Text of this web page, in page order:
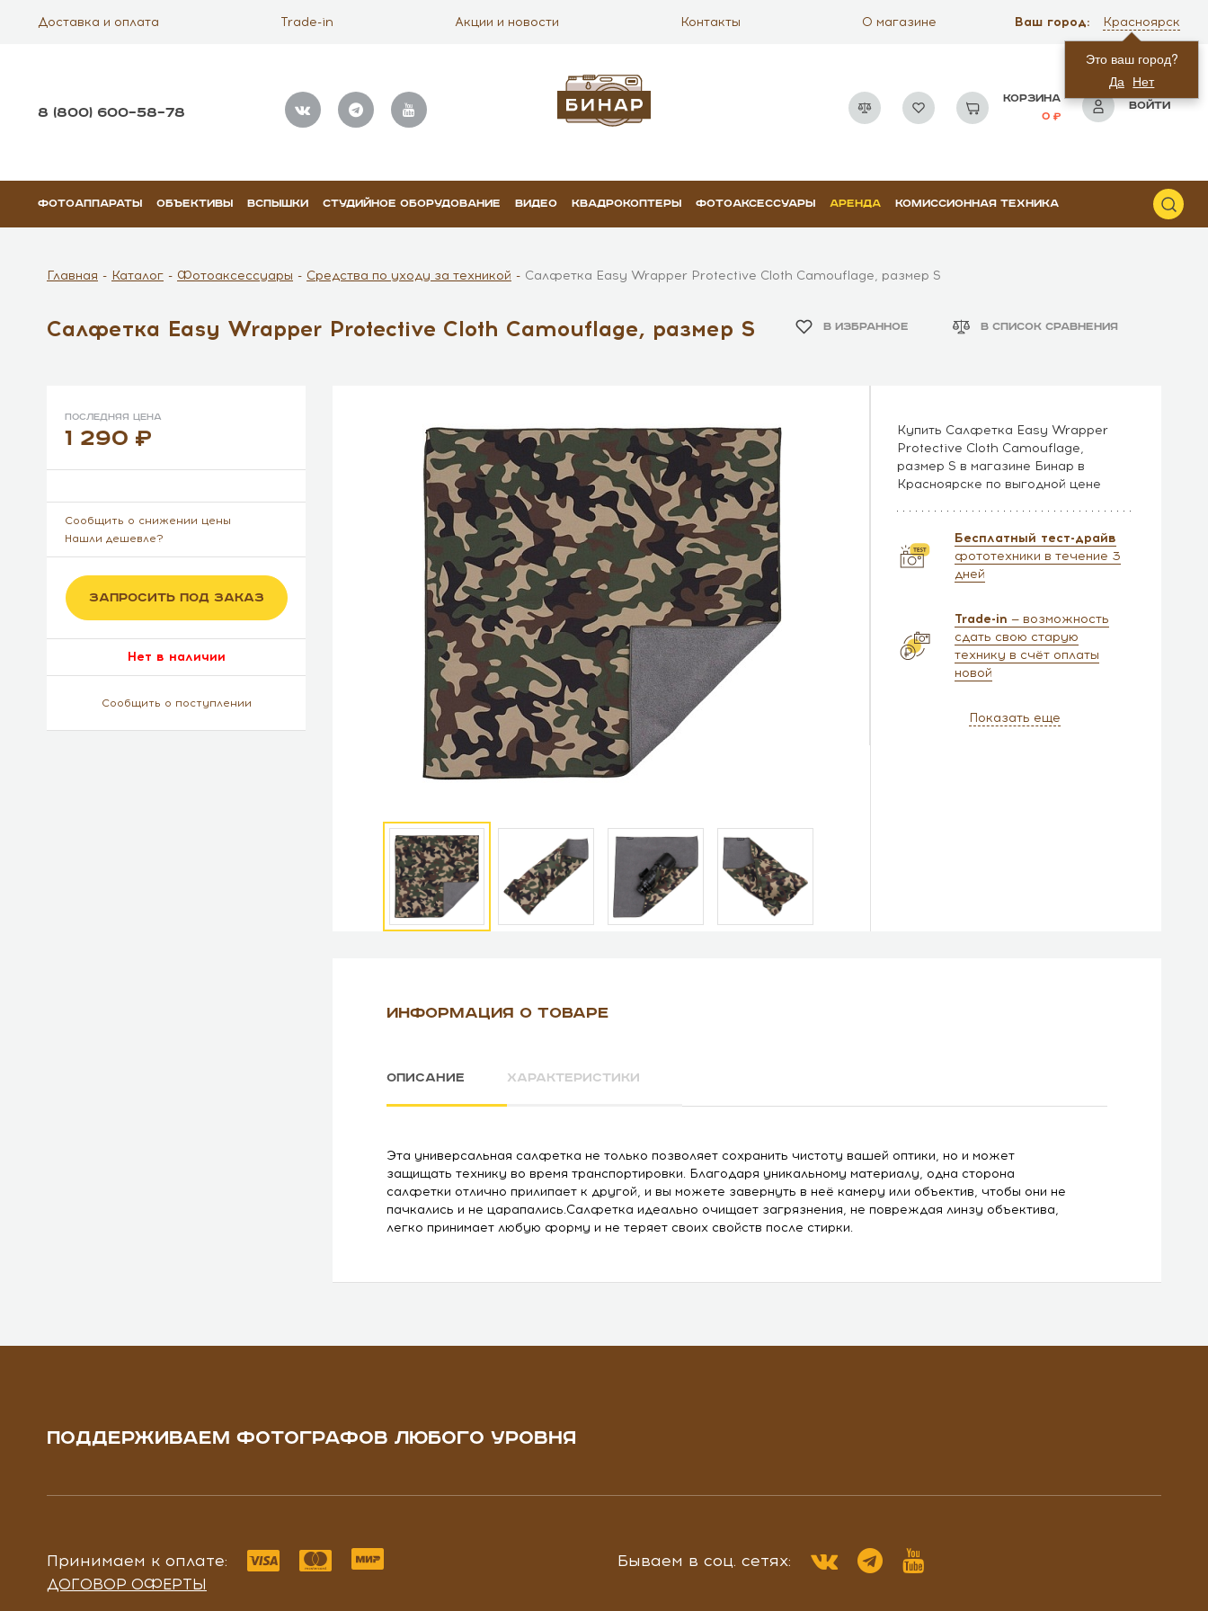
Доставка и оплата Trade-in Акции и новости Контакты О магазине Ваш город:
Это ваш город?
Да Нет
Красноярск
8 (800) 600–58–78
КОРЗИНА
0
ВОЙТИ
ФОТОАППАРАТЫ ОБЪЕКТИВЫ ВСПЫШКИ СТУДИЙНОЕ ОБОРУДОВАНИЕ ВИДЕО КВАДРОКОПТЕРЫ ФОТОАКСЕССУАРЫ АРЕНДА КОМИССИОННАЯ ТЕХНИКА
Главная Каталог Фотоаксессуары Средства по уходу за техникой Салфетка Easy Wrapper Protective Cloth Camouflage, размер S
Салфетка Easy Wrapper Protective Cloth Camouflage, размер S В ИЗБРАННОЕ В СПИСОК СРАВНЕНИЯ
Последняя цена
1 290
Сообщить о снижении цены
Нашли дешевле?
ЗАПРОСИТЬ ПОД ЗАКАЗ
Нет в наличии
Сообщить о поступлении
Купить Салфетка Easy Wrapper
Protective Cloth Camouflage,
размер S в магазине Бинар в
Красноярске по выгодной цене
Бесплатный тест-драйв
фототехники в течение 3
дней
Trade-in — возможность
сдать свою старую
технику в счёт оплаты
новой
Показать еще
ИНФОРМАЦИЯ О ТОВАРЕ
ОПИСАНИЕ ХАРАКТЕРИСТИКИ
Эта универсальная салфетка не только позволяет сохранить чистоту вашей оптики, но и может
защищать технику во время транспортировки. Благодаря уникальному материалу, одна сторона
салфетки отлично прилипает к другой, и вы можете завернуть в неё камеру или объектив, чтобы они не
пачкались и не царапались.Салфетка идеально очищает загрязнения, не повреждая линзу объектива,
легко принимает любую форму и не теряет своих свойств после стирки.
ПОДДЕРЖИВАЕМ ФОТОГРАФОВ ЛЮБОГО УРОВНЯ
Принимаем к оплате: Бываем в соц. сетях:
ДОГОВОР ОФЕРТЫ